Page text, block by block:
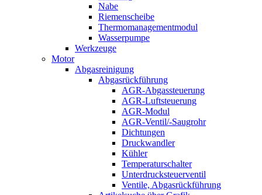
Nabe
Riemenscheibe
Thermomanagementmodul
Wasserpumpe
Werkzeuge
Motor
Abgasreinigung
Abgasrückführung
AGR-Abgassteuerung
AGR-Luftsteuerung
AGR-Modul
AGR-Ventil/-Saugrohr
Dichtungen
Druckwandler
Kühler
Temperaturschalter
Unterdrucksteuerventil
Ventile, Abgasrückführung